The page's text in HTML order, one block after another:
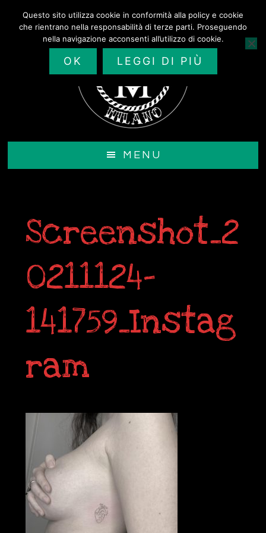
contenuto
MENU
Screenshot_2
0211124-
141759_Instag
ram
Questo sito utilizza cookie in conformità alla policy e cookie
che rientrano nella responsabilità di terze parti. Proseguendo
nella navigazione acconsenti all’utilizzo di cookie.
OK LEGGI DI PIÙ